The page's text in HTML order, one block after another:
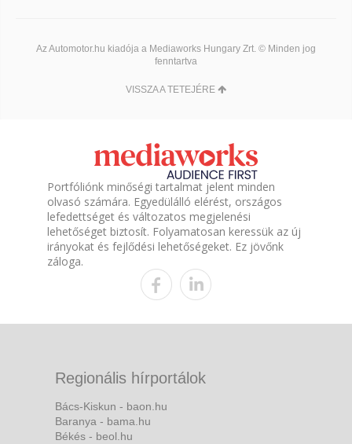
Az Automotor.hu kiadója a Mediaworks Hungary Zrt. © Minden jog
fenntartva
VISSZA A TETEJÉRE
Portfóliónk minőségi tartalmat jelent minden
olvasó számára. Egyedülálló elérést, országos
lefedettséget és változatos megjelenési
lehetőséget biztosít. Folyamatosan keressük az új
irányokat és fejlődési lehetőségeket. Ez jövőnk
záloga.
Regionális hírportálok
Bács-Kiskun - baon.hu
Baranya - bama.hu
Békés - beol.hu